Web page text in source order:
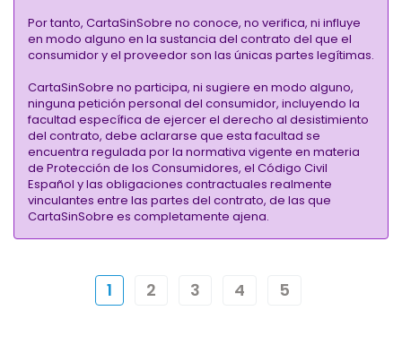
Por tanto, CartaSinSobre no conoce, no verifica, ni influye
en modo alguno en la sustancia del contrato del que el
consumidor y el proveedor son las únicas partes legítimas.
CartaSinSobre no participa, ni sugiere en modo alguno,
ninguna petición personal del consumidor, incluyendo la
facultad específica de ejercer el derecho al desistimiento
del contrato, debe aclararse que esta facultad se
encuentra regulada por la normativa vigente en materia
de Protección de los Consumidores, el Código Civil
Español y las obligaciones contractuales realmente
vinculantes entre las partes del contrato, de las que
CartaSinSobre es completamente ajena.
1 2 3 4 5